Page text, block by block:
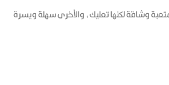
وشاقة لكنها تعليك، والأخرى سهلة ويسرة